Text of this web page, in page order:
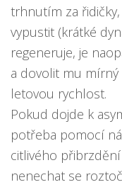
trhnutím za
vypustit (krátké
regeneruje, je
a dovolit mu
letovou rychlost.
Pokud dojde k
potřeba pomocí
citlivého
nenechat se